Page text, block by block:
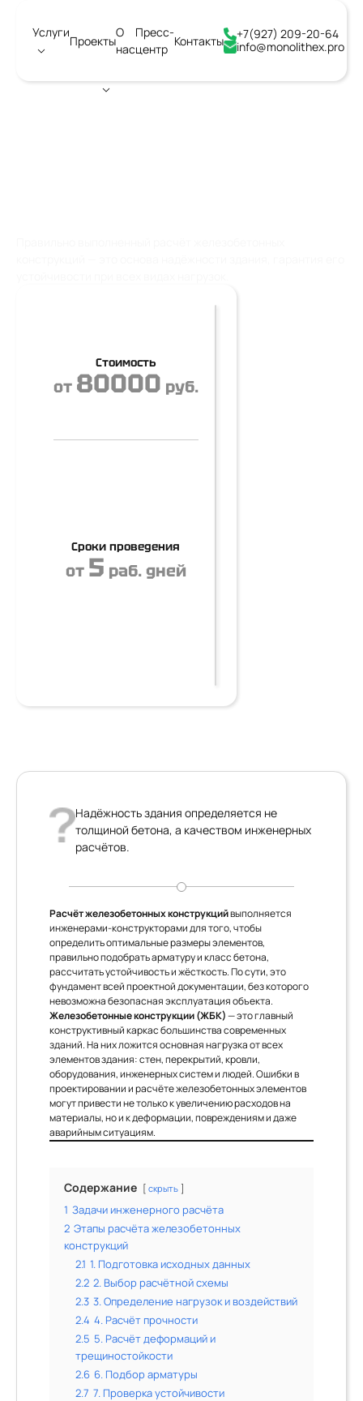
Услуги
Проекты
О
нас
Пресс-
центр
Контакты
+7(927) 209-20-64
info@monolithex.pro
Стоимость
от 80000 руб.
Сроки проведения
от 5 раб. дней
Надёжность здания определяется не
толщиной бетона, а качеством инженерных
расчётов.
Расчёт железобетонных конструкцийвыполняется
инженерами-конструкторами для того, чтобы
определить оптимальные размеры элементов,
правильно подобрать арматуру и класс бетона,
рассчитать устойчивость и жёсткость. По сути, это
фундамент всей проектной документации, без которого
невозможна безопасная эксплуатация объекта.
Железобетонные конструкции (ЖБК)— это главный
конструктивный каркас большинства современных
зданий. На них ложится основная нагрузка от всех
элементов здания: стен, перекрытий, кровли,
оборудования, инженерных систем и людей. Ошибки в
проектировании и расчёте железобетонных элементов
могут привести не только к увеличению расходов на
материалы, но и к деформации, повреждениям и даже
аварийным ситуациям.
Содержание скрыть
1 Задачи инженерного расчёта
2 Этапы расчёта железобетонных
конструкций
2.1 1. Подготовка исходных данных
2.2 2. Выбор расчётной схемы
2.3 3. Определение нагрузок и воздействий
2.4 4. Расчёт прочности
2.5 5. Расчёт деформаций и
трещиностойкости
2.6 6. Подбор арматуры
2.7 7. Проверка устойчивости